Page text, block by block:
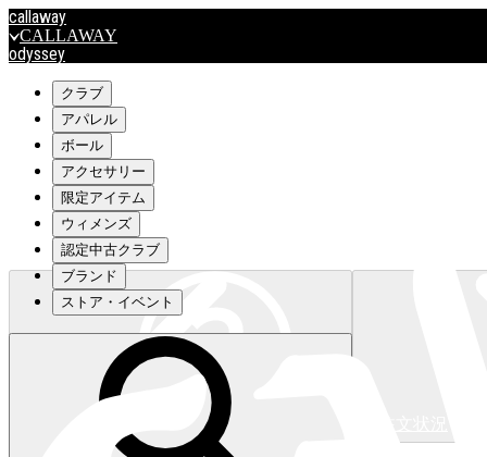
callaway
CALLAWAY
odyssey
travismathew
outlet
OUTLET
キャロウェイアパレルはこちら>>>
クラブ
アパレル
ボール
アクセサリー
限定アイテム
ウィメンズ
認定中古クラブ
ブランド
ストア・イベント